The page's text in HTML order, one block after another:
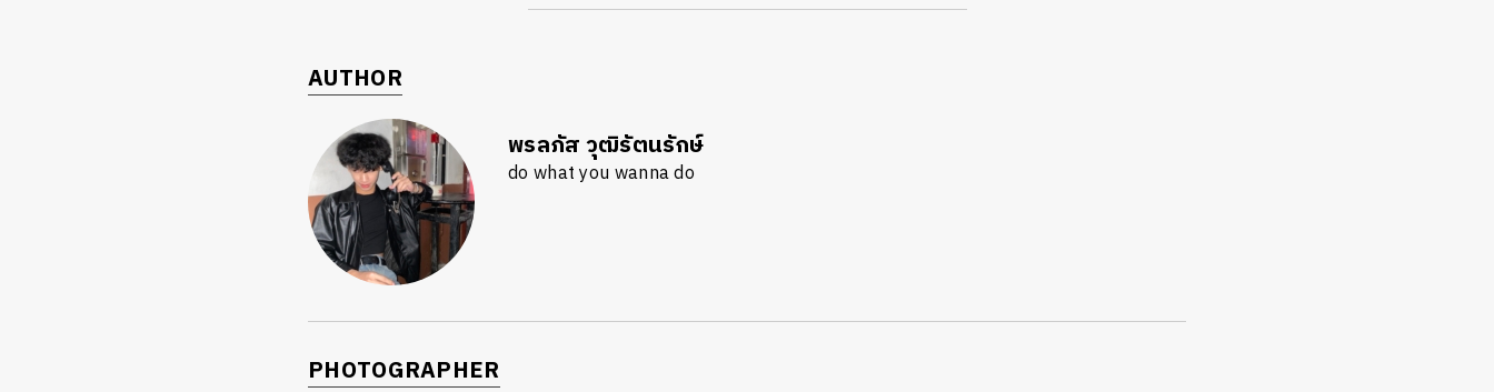
AUTHOR
พรลภัส วุฒิรัตนรักษ์
do what you wanna do
PHOTOGRAPHER